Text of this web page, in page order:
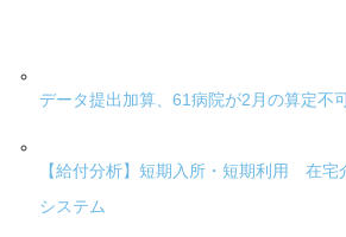
データ提出加算、61病院が2月の算定不
【給付分析】短期入所・短期利用 在宅
システム